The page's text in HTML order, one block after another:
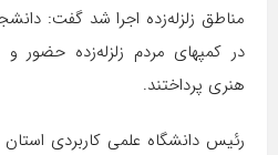
مناطق زلزله‌زده اجرا شد گفت:
در کمپهای مردم زلزله‌زده حضور و
هنری پرداختند.
رئیس دانشگاه علمی کاربردی